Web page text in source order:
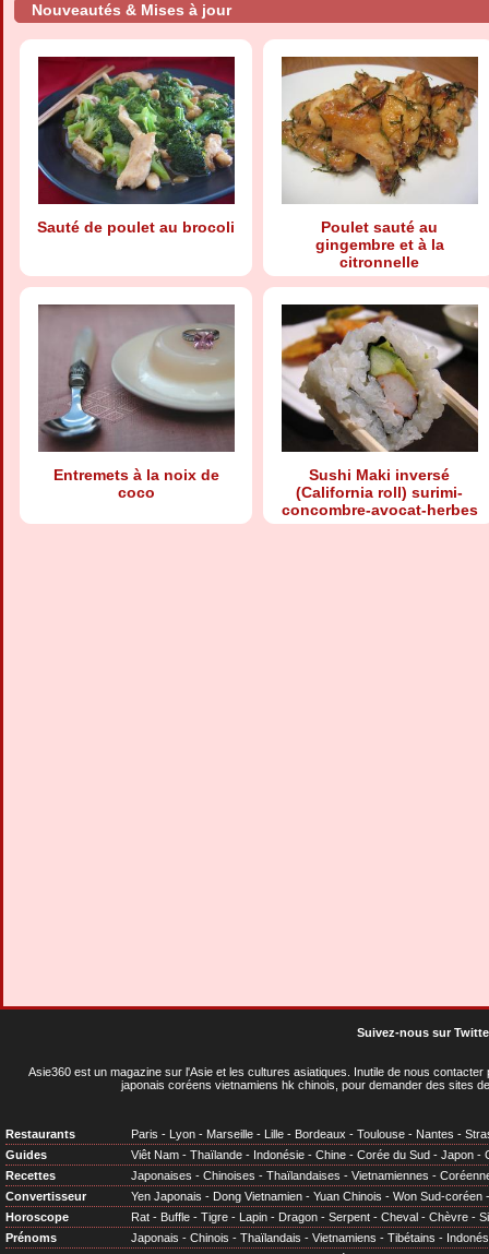
Nouveautés & Mises à jour
Sauté de poulet au brocoli
Poulet sauté au
gingembre et à la
citronnelle
Entremets à la noix de
coco
Sushi Maki inversé
(California roll) surimi-
concombre-avocat-herbes
Suivez-nous sur
Asie360 est un magazine sur l'Asie et les cultures asiatiques . Inutile de nous
japonais coréens vietnamiens hk chinois, pour demander des sites
Restaurants Paris - Lyon - Marseille - Lille - Bordeaux - Toulouse - Nantes -
Guides
Viêt Nam - Thaïlande - Indonésie - Chine - Corée du Sud - Japon -
Recettes
Japonaises - Chinoises - Thaïlandaises - Vietnamiennes -
Convertisseur
Yen Japonais - Dong Vietnamien - Yuan Chinois - Won Sud-coréen
Horoscope
Rat - Buffle - Tigre - Lapin - Dragon - Serpent - Cheval - Chèvre -
Prénoms
Japonais - Chinois - Thaïlandais - Vietnamiens - Tibétains -